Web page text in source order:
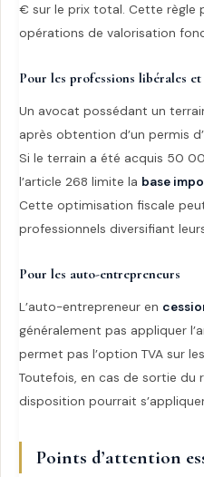
€ sur le prix total. Cette règle
opérations de valorisation
Pour les professions libérales et
Un avocat possédant un
après obtention d’un permis
Si le terrain a été acquis 50
l’article 268 limite la base
Cette optimisation fiscale
professionnels diversifiant
Pour les auto-entrepreneurs
L’auto-entrepreneur en
généralement pas appliquer
permet pas l’option TVA sur
Toutefois, en cas de sortie
disposition pourrait
Points d’attention